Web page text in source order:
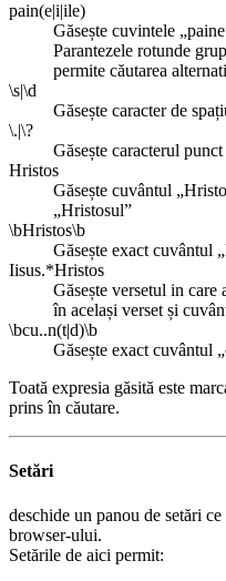
pain(e|i|ile)
Găsește cuvintele
Parantezele rotunde
permite căutarea
\s|\d
Găsește caracter de
\.|\?
Găsește caracterul
Hristos
Găsește cuvântul
„Hristosul”
\bHristos\b
Găsește exact cuvântul
Iisus.*Hristos
Găsește versetul in
în același verset și
\bcu..n(t|d)\b
Găsește exact cuvântul
Toată expresia găsită este
prins în căutare.
Setări
deschide un panou de setări
browser-ului.
Setările de aici permit: